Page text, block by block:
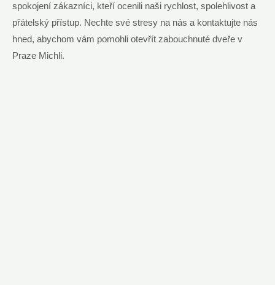
spokojení zákazníci, kteří ocenili naši rychlost, spolehlivost a
přátelský přístup. Nechte své stresy na nás a kontaktujte nás
hned, abychom vám pomohli otevřít zabouchnuté dveře v
Praze Michli.